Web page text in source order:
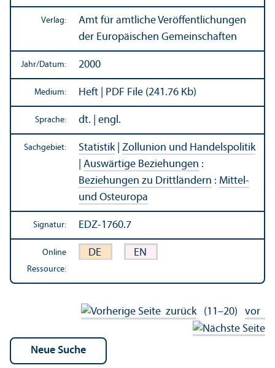
Verlag:
Amt für amtliche Veröffentlichungen
der Europäischen Gemeinschaften
Jahr/Datum: 2000
Medium: Heft | PDF File (241.76 Kb)
Sprache: dt. | engl.
Sachgebiet: Statistik| Zollunion und Handels­politik
Auswärtige Beziehungen :
Beziehungen zu Drittländern : Mittel-
und Osteuropa
Signatur: EDZ-1760.7
Online
Ressource:
DE EN
zurück(11–20) vor